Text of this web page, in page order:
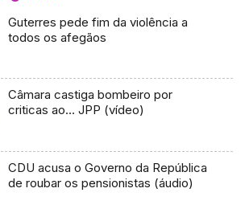
Guterres pede fim da violência a
todos os afegãos
Câmara castiga bombeiro por
criticas ao… JPP (vídeo)
CDU acusa o Governo da República
de roubar os pensionistas (áudio)